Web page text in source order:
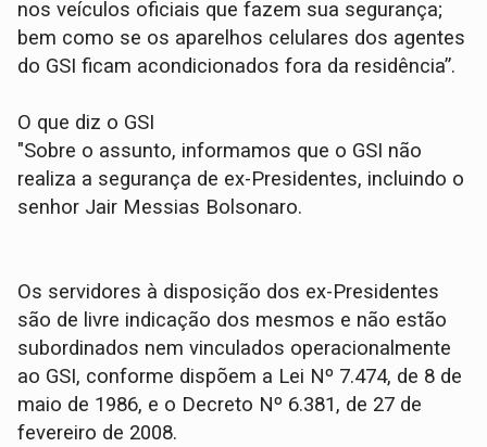
nos veículos oficiais que fazem sua segurança;
bem como se os aparelhos celulares dos agentes
do GSI ficam acondicionados fora da residência”.
O que diz o GSI
"Sobre o assunto, informamos que o GSI não
realiza a segurança de ex-Presidentes, incluindo o
senhor Jair Messias Bolsonaro.
Os servidores à disposição dos ex-Presidentes
são de livre indicação dos mesmos e não estão
subordinados nem vinculados operacionalmente
ao GSI, conforme dispõem a Lei Nº 7.474, de 8 de
maio de 1986, e o Decreto Nº 6.381, de 27 de
fevereiro de 2008.